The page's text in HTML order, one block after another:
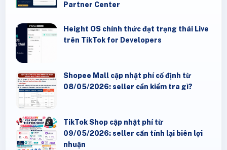
Partner Center
Height OS chính thức đạt trạng thái Live
trên TikTok for Developers
Shopee Mall cập nhật phí cố định từ
08/05/2026: seller cần kiểm tra gì?
TikTok Shop cập nhật phí từ
09/05/2026: seller cần tính lại biên lợi
nhuận